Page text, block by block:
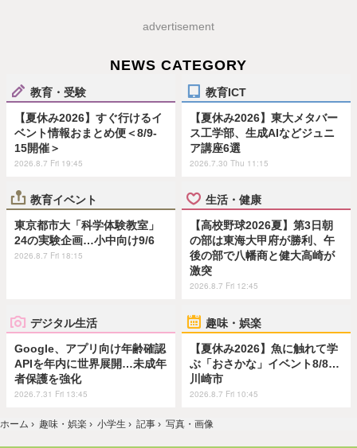
advertisement
NEWS CATEGORY
教育・受験
【夏休み2026】すぐ行けるイ
ベント情報おまとめ便＜8/9-
15開催＞
2026.8.7 Fri 19:45
教育ICT
【夏休み2026】東大メタバー
ス工学部、生成AIなどジュニ
ア講座6選
2026.7.30 Thu 11:15
教育イベント
東京都市大「科学体験教室」
24の実験企画…小中向け9/6
2026.8.7 Fri 18:15
生活・健康
【高校野球2026夏】第3日朝
の部は東海大甲府が勝利、午
後の部で八幡商と健大高崎が
激突
2026.8.7 Fri 12:45
デジタル生活
Google、アプリ向け年齢確認
APIを年内に世界展開…未成年
者保護を強化
2026.7.31 Fri 13:45
趣味・娯楽
【夏休み2026】魚に触れて学
ぶ「おさかな」イベント8/8…
川崎市
2026.8.7 Fri 10:45
ホーム › 趣味・娯楽 › 小学生 › 記事 › 写真・画像